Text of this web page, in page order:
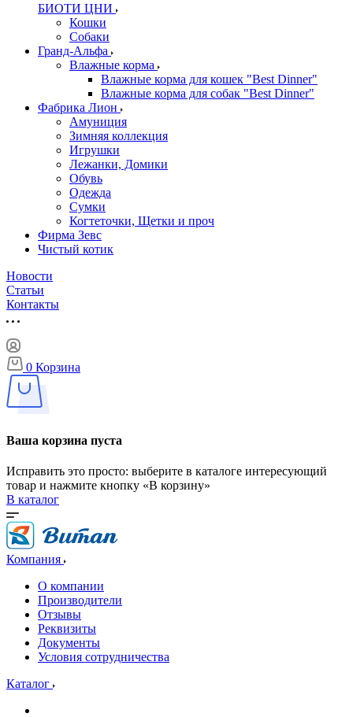
БИОТИ ЦНИ
Кошки
Собаки
Гранд-Альфа
Влажные корма
Влажные корма для кошек "Best Dinner"
Влажные корма для собак "Best Dinner"
Фабрика Лион
Амуниция
Зимняя коллекция
Игрушки
Лежанки, Домики
Обувь
Одежда
Сумки
Когтеточки, Щетки и проч
Фирма Зевс
Чистый котик
Новости
Статьи
Контакты
0 Корзина
Ваша корзина пуста
Исправить это просто: выберите в каталоге интересующий
товар и нажмите кнопку «В корзину»
В каталог
Компания
О компании
Производители
Отзывы
Реквизиты
Документы
Условия сотрудничества
Каталог